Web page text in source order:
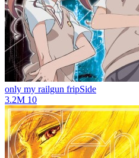
only my railgun fripSide
3.2M 10